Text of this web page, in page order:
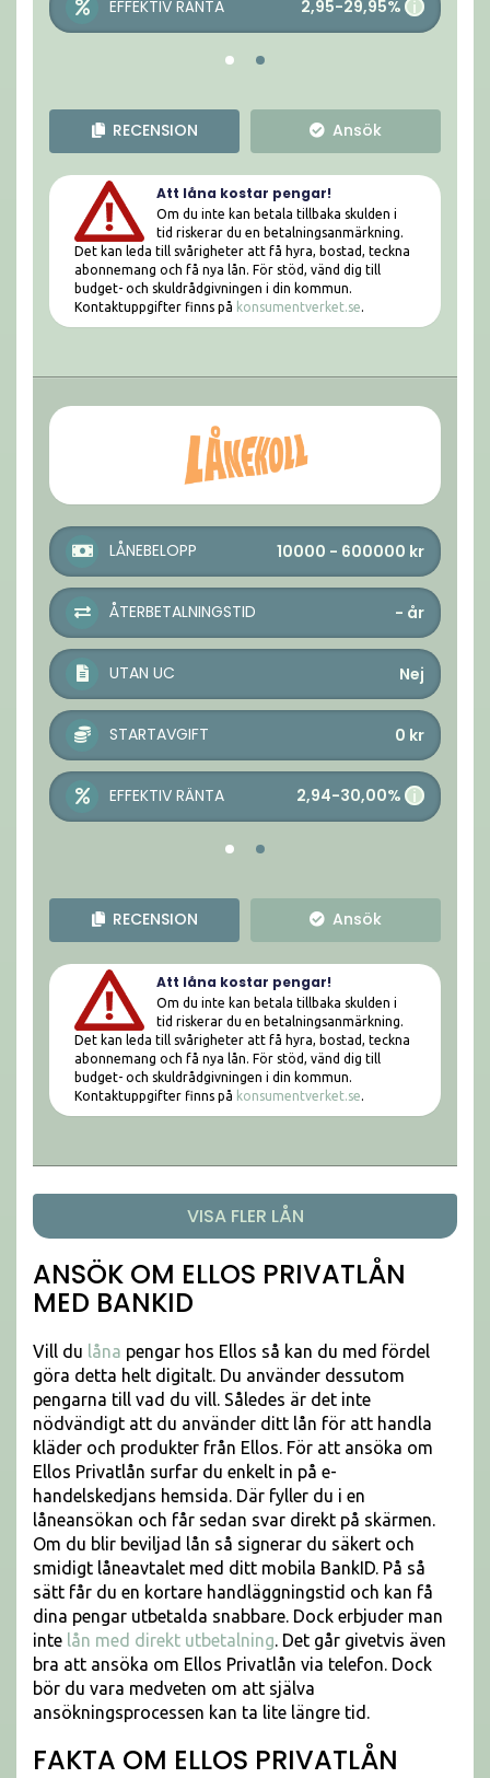
EFFEKTIV RÄNTA 2,95-29,95% i
RECENSION Ansök
Att låna kostar pengar!
Om du inte kan betala tillbaka skulden i
tid riskerar du en betalningsanmärkning.
Det kan leda till svårigheter att få hyra, bostad, teckna
abonnemang och få nya lån. För stöd, vänd dig till
budget- och skuldrådgivningen i din kommun.
Kontaktuppgifter finns på konsumentverket.se.
LÅNEBELOPP 10000 - 600000 kr
ÅTERBETALNINGSTID - år
UTAN UC Nej
STARTAVGIFT 0 kr
EFFEKTIV RÄNTA 2,94-30,00% i
RECENSION Ansök
Att låna kostar pengar!
Om du inte kan betala tillbaka skulden i
tid riskerar du en betalningsanmärkning.
Det kan leda till svårigheter att få hyra, bostad, teckna
abonnemang och få nya lån. För stöd, vänd dig till
budget- och skuldrådgivningen i din kommun.
Kontaktuppgifter finns på konsumentverket.se.
VISA FLER LÅN
ANSÖK OM ELLOS PRIVATLÅN
MED BANKID
Vill du låna pengar hos Ellos så kan du med fördel
göra detta helt digitalt. Du använder dessutom
pengarna till vad du vill. Således är det inte
nödvändigt att du använder ditt lån för att handla
kläder och produkter från Ellos. För att ansöka om
Ellos Privatlån surfar du enkelt in på e-
handelskedjans hemsida. Där fyller du i en
låneansökan och får sedan svar direkt på skärmen.
Om du blir beviljad lån så signerar du säkert och
smidigt låneavtalet med ditt mobila BankID. På så
sätt får du en kortare handläggningstid och kan få
dina pengar utbetalda snabbare. Dock erbjuder man
inte lån med direkt utbetalning. Det går givetvis även
bra att ansöka om Ellos Privatlån via telefon. Dock
bör du vara medveten om att själva
ansökningsprocessen kan ta lite längre tid.
FAKTA OM ELLOS PRIVATLÅN